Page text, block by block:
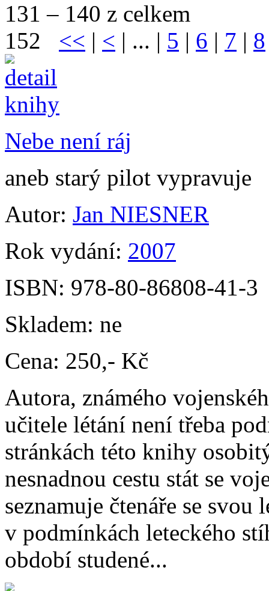
131 – 140 z celkem
152 << | < | ... | 5 | 6 | 7 | 8
Nebe není ráj
aneb starý pilot vypravuje
Autor: Jan NIESNER
Rok vydání: 2007
ISBN: 978-80-86808-41-3
Skladem: ne
Cena: 250,- Kč
Autora, známého
učitele létání není třeba
stránkách této knihy
nesnadnou cestu stát se
seznamuje čtenáře se
v podmínkách leteckého
období studené...